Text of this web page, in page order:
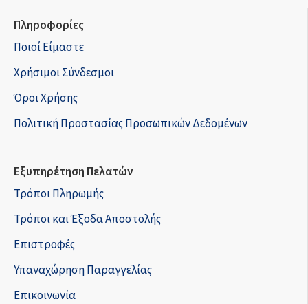
Πληροφορίες
Ποιοί Είμαστε
Χρήσιμοι Σύνδεσμοι
Όροι Χρήσης
Πολιτική Προστασίας Προσωπικών Δεδομένων
Εξυπηρέτηση Πελατών
Τρόποι Πληρωμής
Τρόποι και Έξοδα Αποστολής
Επιστροφές
Υπαναχώρηση Παραγγελίας
Επικοινωνία